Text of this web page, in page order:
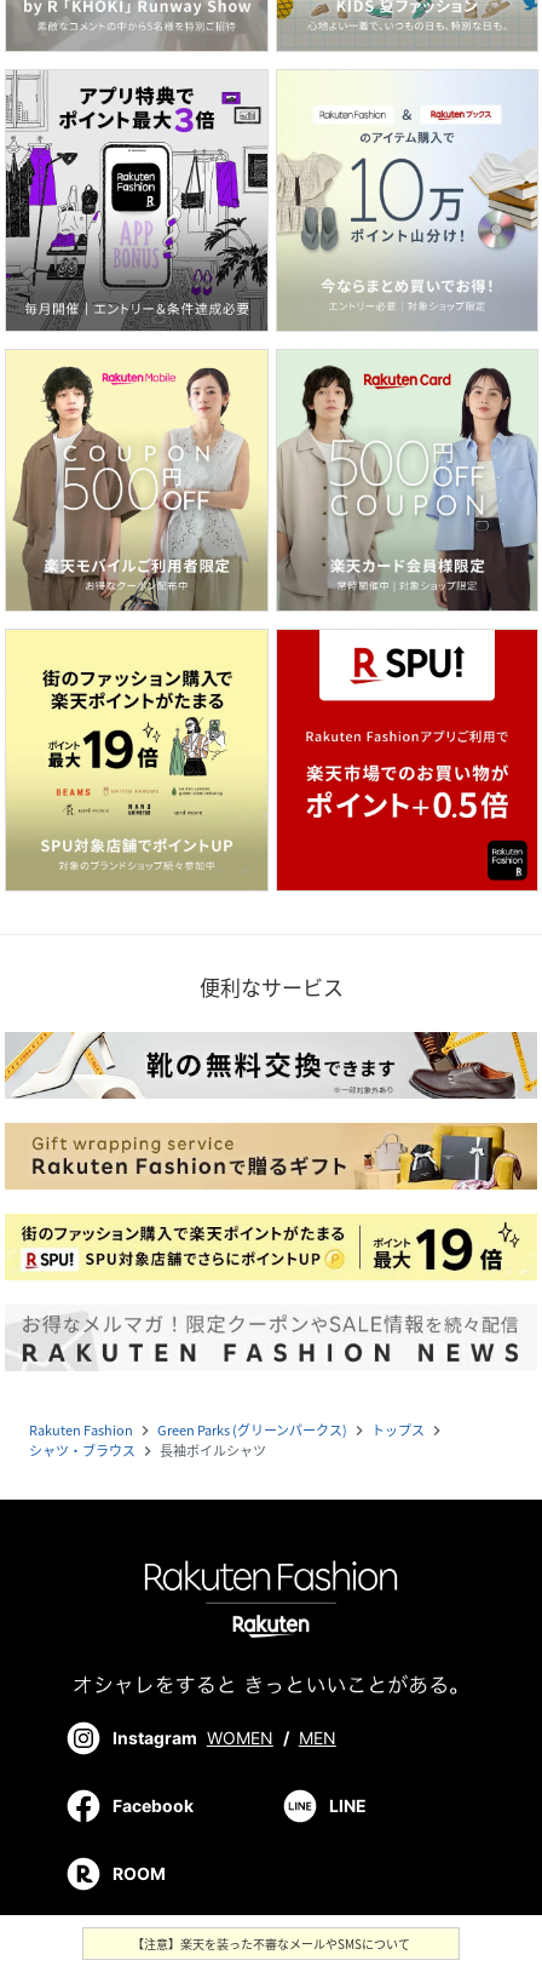
便利なサービス
Rakuten Fashion navigate_next Green Parks (グリーンパークス) navigate_next トップス navigate_next
シャツ・ブラウス navigate_next 長袖ボイルシャツ
Instagram WOMEN / MEN
Facebook LINE
ROOM
【注意】楽天を装った不審なメールやSMSについて